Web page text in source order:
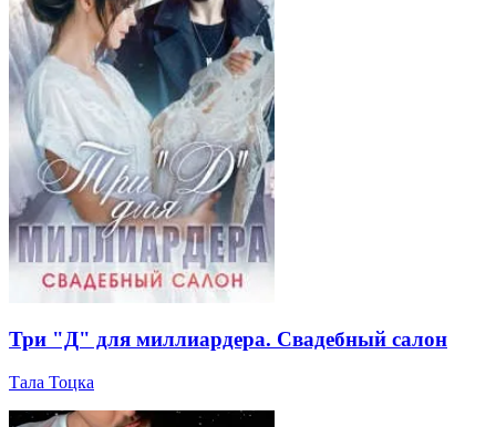
Три "Д" для миллиардера. Свадебный салон
Тала Тоцка